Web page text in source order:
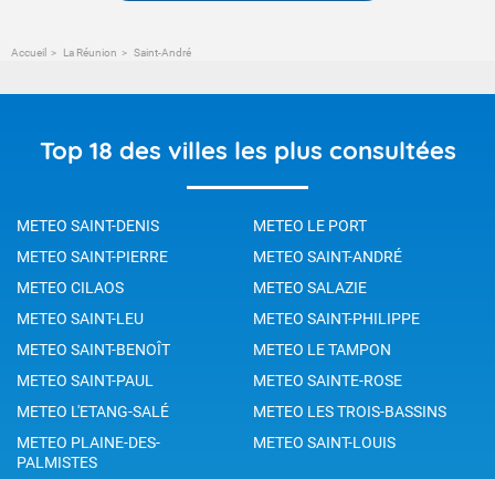
Accueil La Réunion Saint-André
Top 18 des villes les plus consultées
METEO SAINT-DENIS
METEO LE PORT
METEO SAINT-PIERRE
METEO SAINT-ANDRÉ
METEO CILAOS
METEO SALAZIE
METEO SAINT-LEU
METEO SAINT-PHILIPPE
METEO SAINT-BENOÎT
METEO LE TAMPON
METEO SAINT-PAUL
METEO SAINTE-ROSE
METEO L'ETANG-SALÉ
METEO LES TROIS-BASSINS
METEO PLAINE-DES-
PALMISTES
METEO SAINT-LOUIS